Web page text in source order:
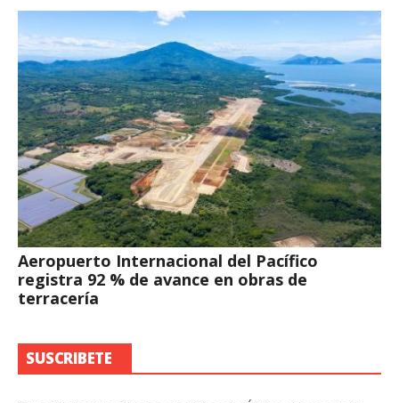
Aeropuerto Internacional del Pacífico
registra 92 % de avance en obras de
terracería
SUSCRIBETE